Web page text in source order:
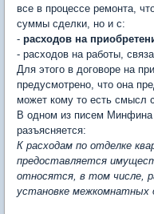
все в процессе ремонта,
суммы сделки, но и с:
- расходов на
- расходов на работы,
Для этого в договоре на
предусмотрено, что она
может кому то есть смысл
В одном из писем Минфина
разъясняется:
К расходам по отделке
предоставляется
относятся, в том числе,
установке межкомнатных